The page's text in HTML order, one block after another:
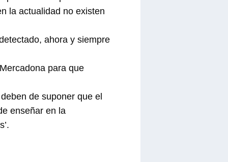
la actualidad no existen
ahora y siempre
para que
de suponer que el
enseñar en la